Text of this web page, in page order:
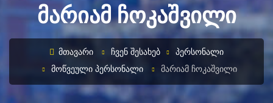
ᲛᲐᲠᲘᲐᲛ ᲩᲝᲙᲐᲨᲕᲘᲚᲘ
ᲛᲗᲐᲕᲐᲠᲘ ᲩᲕᲔᲜ ᲨᲔᲡᲐᲮᲔᲑ
ᲞᲔᲠᲡᲝᲜᲐᲚᲘ
ᲛᲝᲬᲕᲔᲣᲚᲘ ᲞᲔᲠᲡᲝᲜᲐᲚᲘ
ᲛᲐᲠᲘᲐᲛ ᲩᲝᲙᲐᲨᲕᲘᲚᲘ